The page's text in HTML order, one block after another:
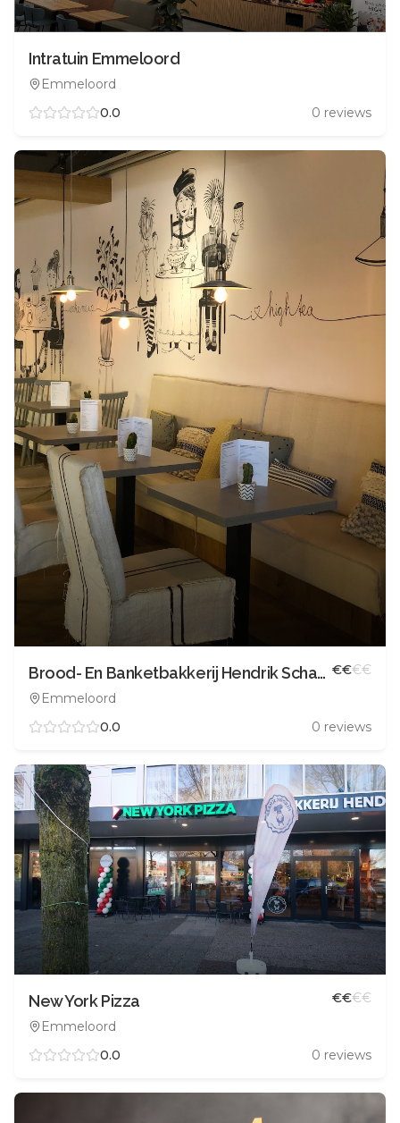
Intratuin Emmeloord
Emmeloord
0.0
0 reviews
Brood- En Banketbakkerij Hendrik Schaap
Emmeloord
€€€€
0.0 0 reviews
New York Pizza
Emmeloord
€€€€
0.0 0 reviews